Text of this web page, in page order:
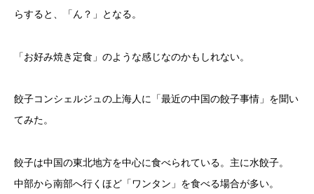
らすると、「ん？」となる。
「お好み焼き定食」のような感じなのかもしれない。
餃子コンシェルジュの上海人に「最近の中国の餃子事情」を聞い
てみた。
餃子は中国の東北地方を中心に食べられている。主に水餃子。
中部から南部へ行くほど「ワンタン」を食べる場合が多い。